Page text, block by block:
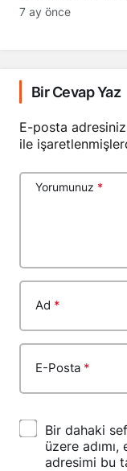
7 ay önce
Bir Cevap Yaz
E-posta
ile
Yorumunuz *
Ad *
E-Posta *
Bir dahaki
üzere
adresimi bu